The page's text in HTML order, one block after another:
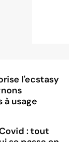
l'ecstasy
à usage
: tout